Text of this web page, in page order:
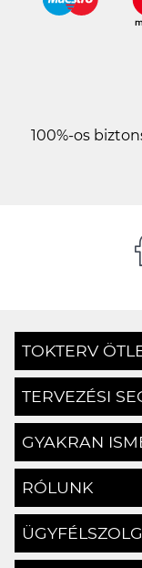
100%-os
TOKTERV
TERVEZÉSI
GYAKRAN
RÓLUNK